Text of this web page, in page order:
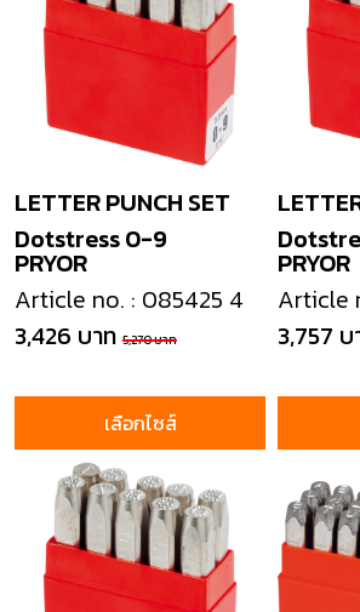
PRYOR
LETTER PUNCH SET
Dotstress 0-9
Article no. : 085425 4
3,426 บาท 5,270 บาท
เลือกไซส์
PRYOR
Article
3,757